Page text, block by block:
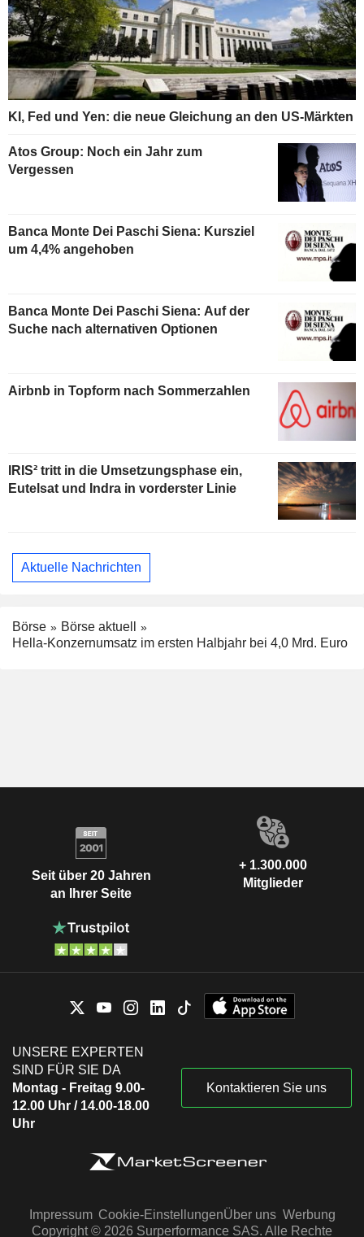
KI, Fed und Yen: die neue Gleichung an den US-Märkten
Atos Group: Noch ein Jahr zum
Vergessen
Banca Monte Dei Paschi Siena: Kursziel
um 4,4% angehoben
Banca Monte Dei Paschi Siena: Auf der
Suche nach alternativen Optionen
Airbnb in Topform nach Sommerzahlen
IRIS² tritt in die Umsetzungsphase ein,
Eutelsat und Indra in vorderster Linie
Aktuelle Nachrichten
Börse
Börse aktuell
Hella-Konzernumsatz im ersten Halbjahr bei 4,0 Mrd. Euro
Seit über 20 Jahren
an Ihrer Seite
+ 1.300.000
Mitglieder
UNSERE EXPERTEN
SIND FÜR SIE DA
Montag - Freitag 9.00-
12.00 Uhr / 14.00-18.00
Uhr
Kontaktieren Sie uns
Impressum Cookie-EinstellungenÜber uns Werbung
Copyright © 2026 Surperformance SAS. Alle Rechte